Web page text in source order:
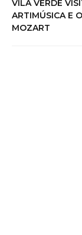
VILA VERDE
ARTIMÚSICA E
MOZART